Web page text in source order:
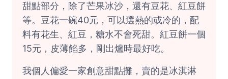
甜點部分，除了芒果冰沙，還有豆花、紅豆餅
等。豆花一碗40元，可以選熱的或冷的，配
料有花生、紅豆，糖水不會死甜。紅豆餅一個
15元，皮薄餡多，剛出爐時最好吃。
我個人偏愛一家創意甜點攤，賣的是冰淇淋